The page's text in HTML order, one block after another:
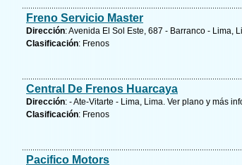
Freno Servicio Master
Dirección: Avenida El Sol Este, 687 - Barranco - Lima,
Clasificación: Frenos
Central De Frenos Huarcaya
Dirección: - Ate-Vitarte - Lima, Lima. Ver plano y más
Clasificación: Frenos
Pacifico Motors